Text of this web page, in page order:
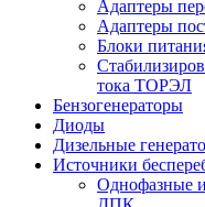
Адаптеры
Адаптеры
Блоки
тока ТОРЭЛ
Бензогенераторы
Диоды
Дизельные
Источники
Однофазные